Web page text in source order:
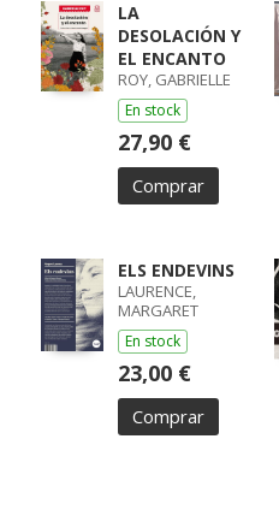
LA
DESOLACIÓN Y
EL ENCANTO
ROY, GABRIELLE
En stock
27,90 €
Comprar
ELS ENDEVINS
LAURENCE,
MARGARET
En stock
23,00 €
Comprar